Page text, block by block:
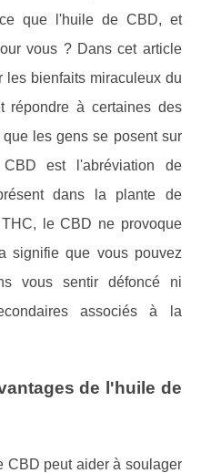
que l'huile de CBD, et
vous ? Dans cet article
bienfaits miraculeux du
répondre à certaines des
les gens se posent sur
est l'abréviation de
dans la plante de
le CBD ne provoque
signifie que vous pouvez
vous sentir défoncé ni
associés à la
de l'huile de
CBD peut aider à soulager